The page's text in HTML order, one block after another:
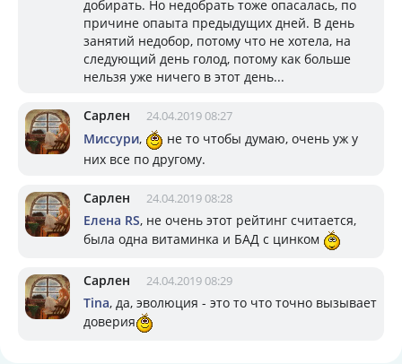
добирать. Но недобрать тоже опасалась, по
причине опаыта предыдущих дней. В день
занятий недобор, потому что не хотела, на
следующий день голод, потому как больше
нельзя уже ничего в этот день...
Сарлен 24.04.2019 08:27
Миссури,
не то чтобы думаю, очень уж у
них все по другому.
Сарлен 24.04.2019 08:28
Елена RS, не очень этот рейтинг считается,
была одна витаминка и БАД с цинком
Сарлен 24.04.2019 08:29
Tina, да, эволюция - это то что точно вызывает
доверия